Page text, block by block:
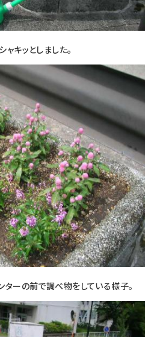
キッとしました。
ーの前で調べ物をしている様子。